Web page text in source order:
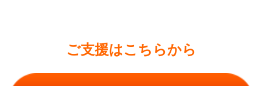
ご支援はこちらから